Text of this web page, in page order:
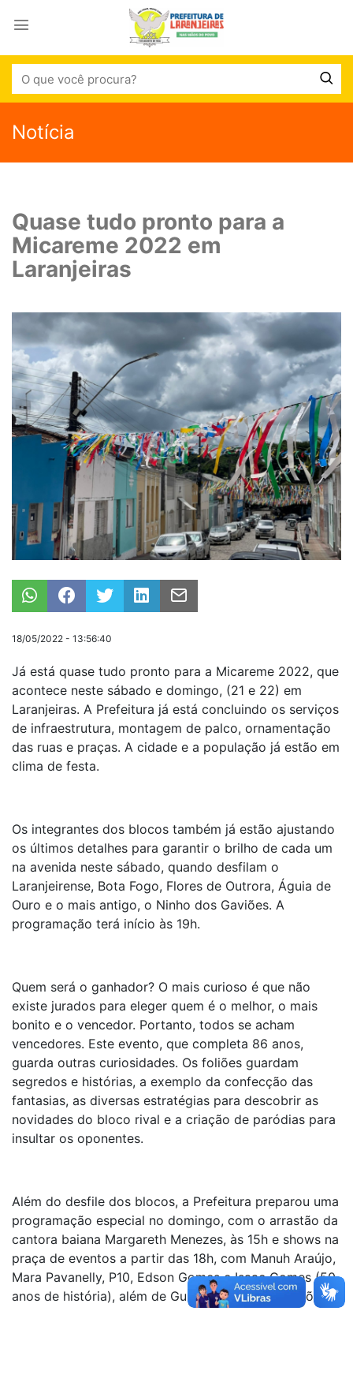
Notícia
Quase tudo pronto para a
Micareme 2022 em
Laranjeiras
18/05/2022 - 13:56:40
Já está quase tudo pronto para a Micareme 2022, que
acontece neste sábado e domingo, (21 e 22) em
Laranjeiras. A Prefeitura já está concluindo os serviços
de infraestrutura, montagem de palco, ornamentação
das ruas e praças. A cidade e a população já estão em
clima de festa.
Os integrantes dos blocos também já estão ajustando
os últimos detalhes para garantir o brilho de cada um
na avenida neste sábado, quando desfilam o
Laranjeirense, Bota Fogo, Flores de Outrora, Águia de
Ouro e o mais antigo, o Ninho dos Gaviões. A
programação terá início às 19h.
Quem será o ganhador? O mais curioso é que não
existe jurados para eleger quem é o melhor, o mais
bonito e o vencedor. Portanto, todos se acham
vencedores. Este evento, que completa 86 anos,
guarda outras curiosidades. Os foliões guardam
segredos e histórias, a exemplo da confecção das
fantasias, as diversas estratégias para descobrir as
novidades do bloco rival e a criação de paródias para
insultar os oponentes.
Além do desfile dos blocos, a Prefeitura preparou uma
programação especial no domingo, com o arrastão da
cantora baiana Margareth Menezes, às 15h e shows na
praça de eventos a partir das 18h, com Manuh Araújo,
Mara Pavanelly, P10, Edson Gomes e Isaac Gomes (50
anos de história), além de Guigó e Jardim dos Leões.